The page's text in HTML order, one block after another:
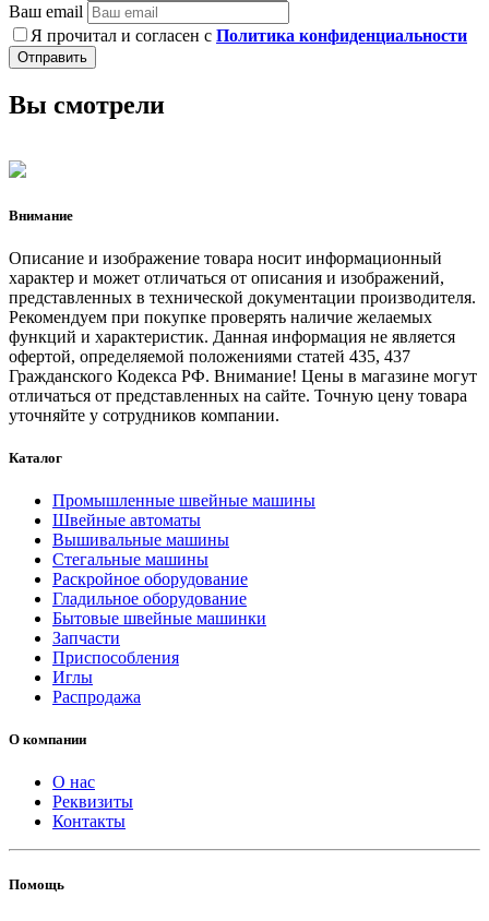
Ваш email
Я прочитал и согласен с Политика конфиденциальности
Отправить
Вы смотрели
Внимание
Описание и изображение товара носит информационный
характер и может отличаться от описания и изображений,
представленных в технической документации производителя.
Рекомендуем при покупке проверять наличие желаемых
функций и характеристик. Данная информация не является
офертой, определяемой положениями статей 435, 437
Гражданского Кодекса РФ. Внимание! Цены в магазине могут
отличаться от представленных на сайте. Точную цену товара
уточняйте у сотрудников компании.
Каталог
Промышленные швейные машины
Швейные автоматы
Вышивальные машины
Стегальные машины
Раскройное оборудование
Гладильное оборудование
Бытовые швейные машинки
Запчасти
Приспособления
Иглы
Распродажа
О компании
О нас
Реквизиты
Контакты
Помощь